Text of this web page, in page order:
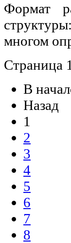
Формат
многом
Страница
В
Назад
1
2
3
4
5
6
7
8